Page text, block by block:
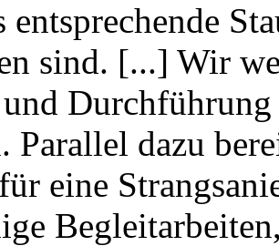
entsprechende
sind. [...] Wir
Durchführung
Parallel dazu
eine